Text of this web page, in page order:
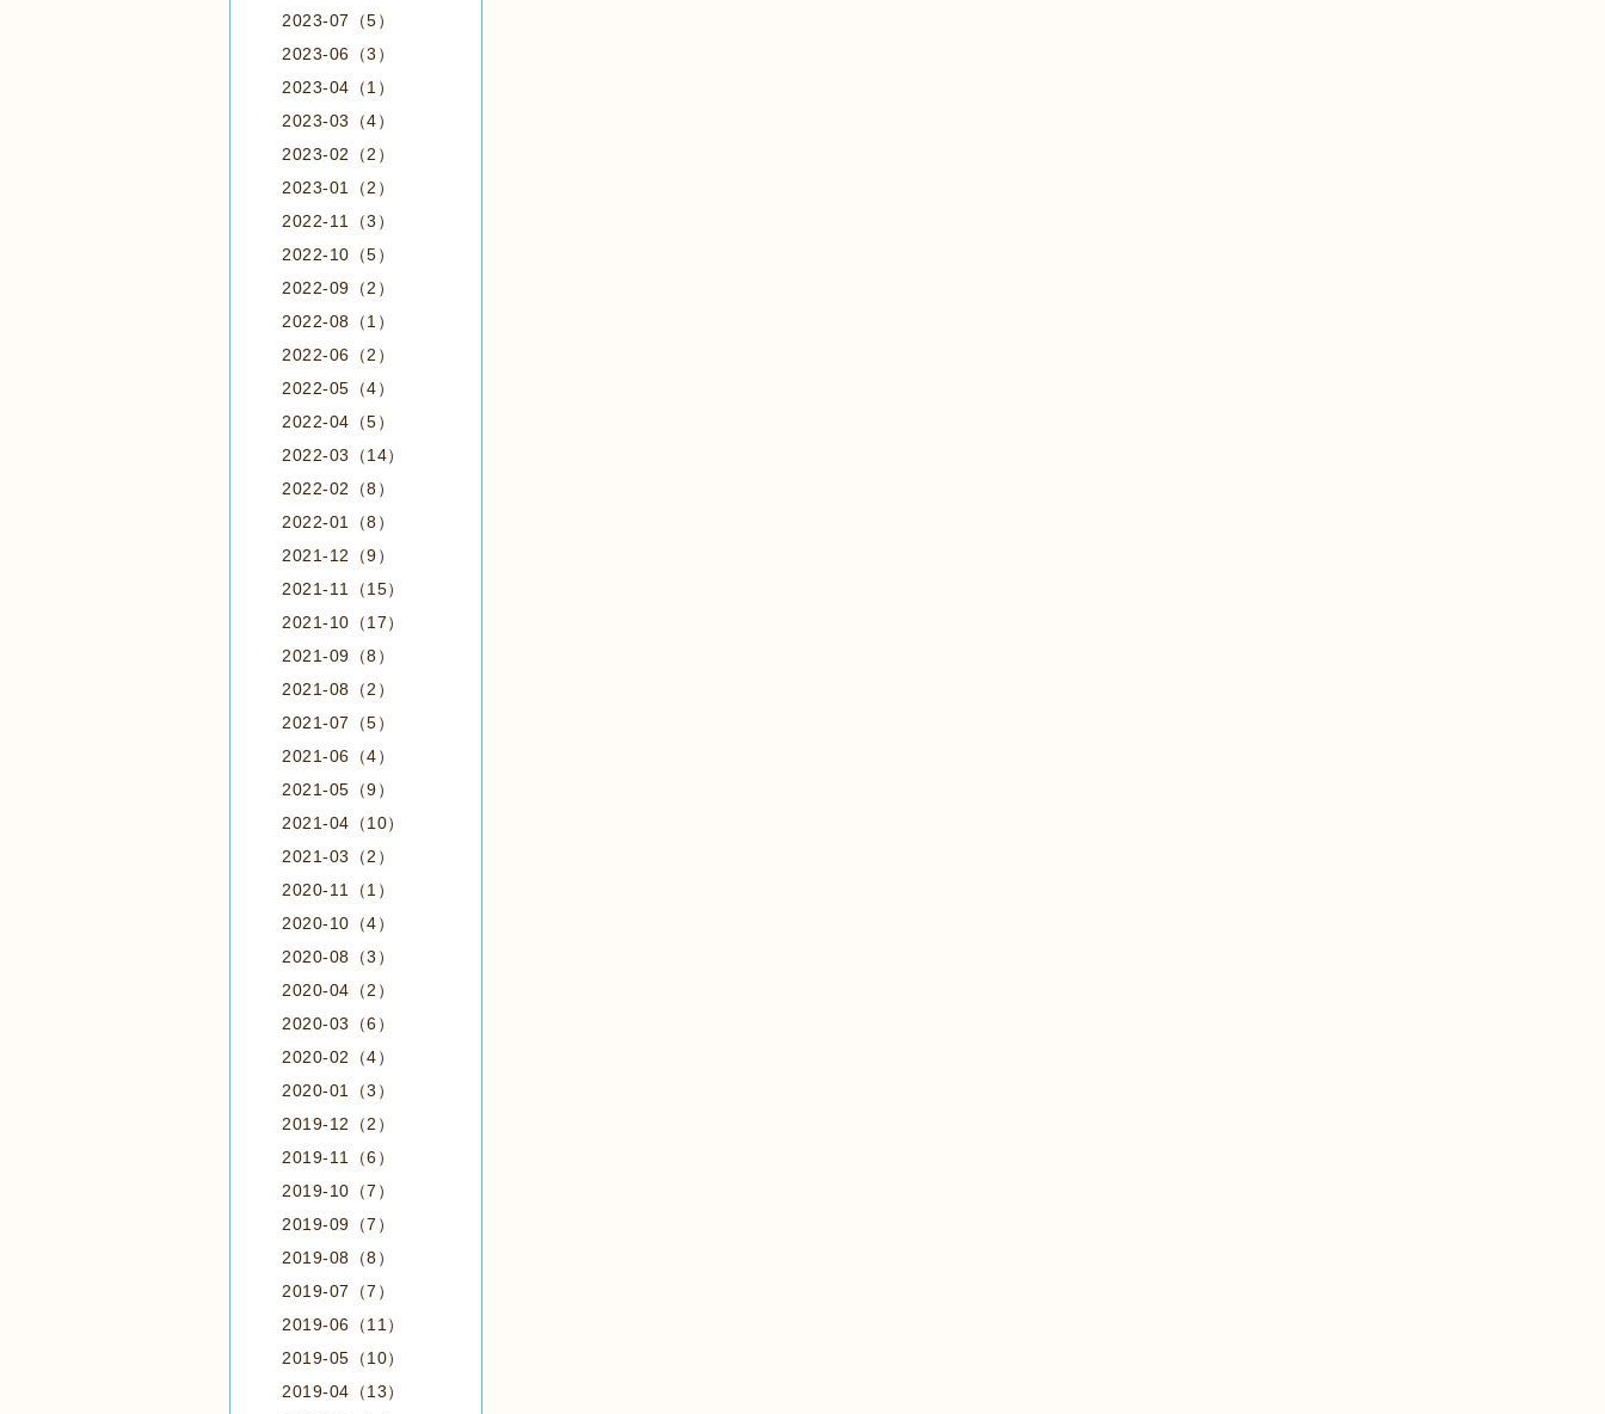
2023-07（5）
2023-06（3）
2023-04（1）
2023-03（4）
2023-02（2）
2023-01（2）
2022-11（3）
2022-10（5）
2022-09（2）
2022-08（1）
2022-06（2）
2022-05（4）
2022-04（5）
2022-03（14）
2022-02（8）
2022-01（8）
2021-12（9）
2021-11（15）
2021-10（17）
2021-09（8）
2021-08（2）
2021-07（5）
2021-06（4）
2021-05（9）
2021-04（10）
2021-03（2）
2020-11（1）
2020-10（4）
2020-08（3）
2020-04（2）
2020-03（6）
2020-02（4）
2020-01（3）
2019-12（2）
2019-11（6）
2019-10（7）
2019-09（7）
2019-08（8）
2019-07（7）
2019-06（11）
2019-05（10）
2019-04（13）